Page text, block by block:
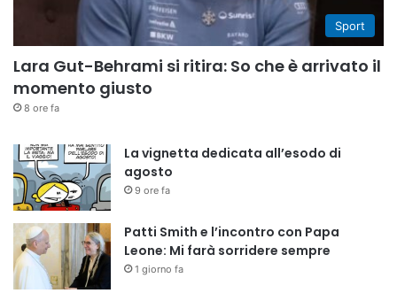
Sport
Lara Gut-Behrami si ritira: So che è arrivato il
momento giusto
8 ore fa
La vignetta dedicata all’esodo di
agosto
9 ore fa
Patti Smith e l’incontro con Papa
Leone: Mi farà sorridere sempre
1 giorno fa